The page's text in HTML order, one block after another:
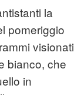
la
pomeriggio
visionati
bianco, che
in